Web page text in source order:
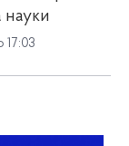
науки
17:03